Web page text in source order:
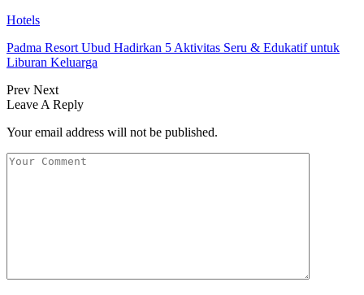
Hotels
Padma Resort Ubud Hadirkan 5 Aktivitas Seru & Edukatif untuk
Liburan Keluarga
Prev Next
Leave A Reply
Your email address will not be published.